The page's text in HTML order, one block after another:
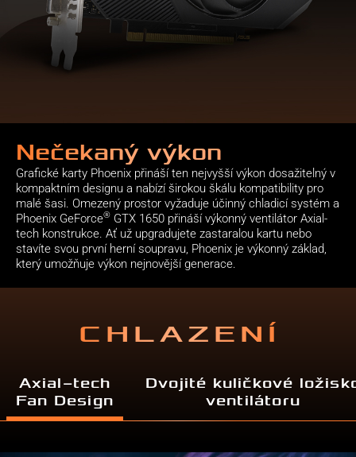
Nečekaný výkon
Grafické karty Phoenix přináší ten nejvyšší výkon dosažitelný v
kompaktním designu a nabízí širokou škálu kompatibility pro
malé šasi. Omezený prostor vyžaduje účinný chladicí systém a
Phoenix GeForce® GTX 1650 přináší výkonný ventilátor Axial-
tech konstrukce. Ať už upgradujete zastaralou kartu nebo
stavíte svou první herní soupravu, Phoenix je výkonný základ,
který umožňuje výkon nejnovější generace.
CHLAZENÍ
Axial−tech
Fan Design
Dvojité kuličkové
ventilátoru